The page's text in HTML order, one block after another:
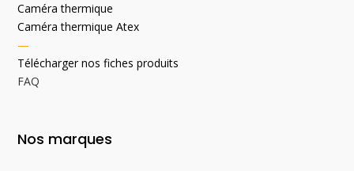
Caméra thermique
Caméra thermique Atex
—
Télécharger nos fiches produits
FAQ
Nos marques